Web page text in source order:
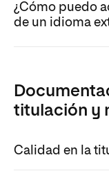
¿Cómo puedo
de un idioma
titulación y
Calidad en la